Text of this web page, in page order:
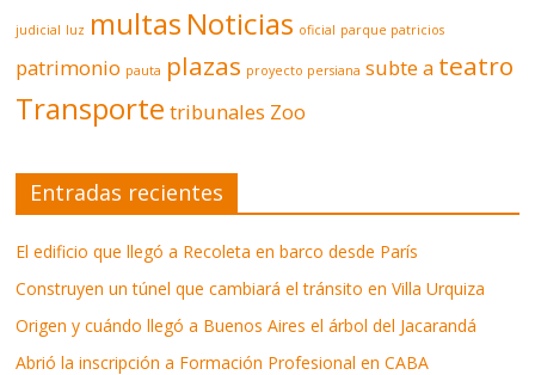
judicial luz multas Noticias oficial parque patricios
patrimonio pauta plazas proyecto persiana subte a teatro
Transporte tribunales Zoo
Entradas recientes
El edificio que llegó a Recoleta en barco desde París
Construyen un túnel que cambiará el tránsito en Villa Urquiza
Origen y cuándo llegó a Buenos Aires el árbol del Jacarandá
Abrió la inscripción a Formación Profesional en CABA